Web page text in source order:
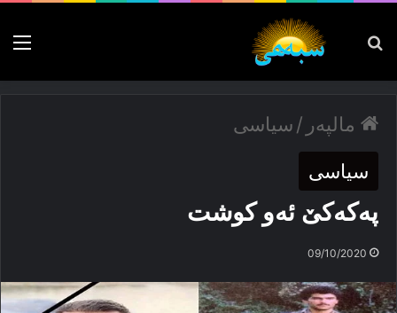
پەیدا بکە
مالپەر /سیاسی
سیاسی
پەكەكێ ئەو كوشت
09/10/2020